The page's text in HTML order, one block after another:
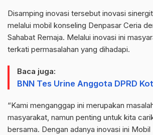
Disamping inovasi tersebut inovasi
melalui mobil konseling Denpasar Ceria
Sahabat Remaja. Melalui inovasi ini
terkati permasalahan yang dihadapi.
Baca juga:
BNN Tes Urine Anggota DPRD
“Kami menganggap ini merupakan
masyarakat, namun penting untuk kita
bersama. Dengan adanya inovasi ini Mobil